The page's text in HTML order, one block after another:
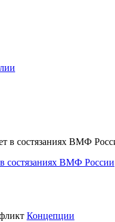
состязаниях ВМФ России
Концепции